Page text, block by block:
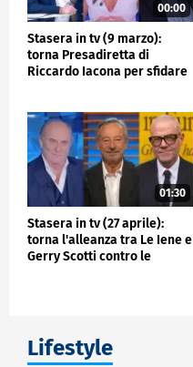
00:00
Stasera in tv (9 marzo):
torna Presadiretta di
Riccardo Iacona per sfidare
01:30
Stasera in tv (27 aprile):
torna l'alleanza tra Le Iene e
Gerry Scotti contro le
Lifestyle